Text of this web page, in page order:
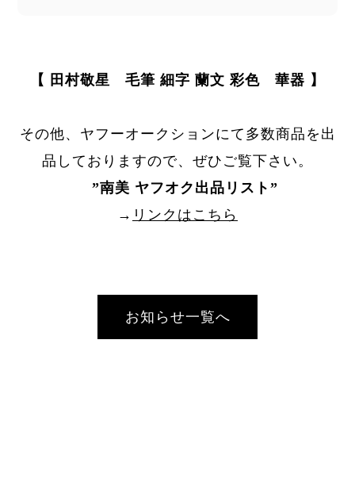
【 田村敬星 毛筆 細字 蘭文 彩色 華器 】
その他、ヤフーオークションにて多数商品を出
品しておりますので、ぜひご覧下さい。
”南美 ヤフオク出品リスト ”
→ リンクはこちら
お知らせ一覧へ